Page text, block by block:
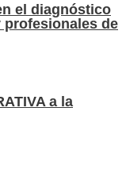
el diagnóstico
de
a la